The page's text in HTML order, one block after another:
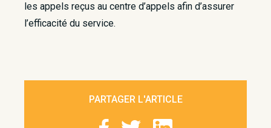
les appels reçus au centre d’appels afin d’assurer
l’efficacité du service.
PARTAGER L'ARTICLE